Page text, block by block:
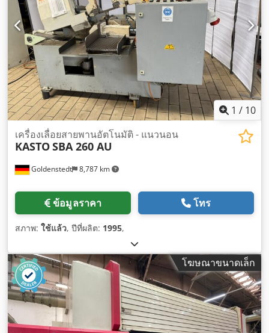
1 / 10
Goldenstedt 8,787 km
เครื่องเลื่อยสายพานอัตโนมัติ - แนวนอน
KASTOSBA 260 AU
ข้อมูลราคา โทร
สภาพ: ใช้แล้ว, ปีที่ผลิต: 1995,
โฆษณาขนาดเล็ก